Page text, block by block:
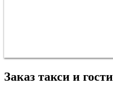
Заказ такси и